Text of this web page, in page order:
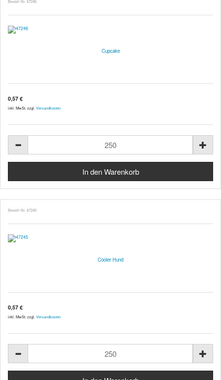
Cupcake
0,57 €
inkl. MwSt. zzgl. Versandkosten
Bestell-Nr. 47245
Cooler Hund
0,57 €
inkl. MwSt. zzgl. Versandkosten